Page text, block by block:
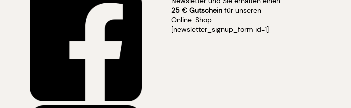
25 € Gutschein für unseren
Online-Shop:
[newsletter_signup_form id=1]